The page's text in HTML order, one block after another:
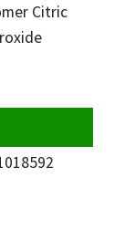
Citric